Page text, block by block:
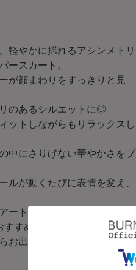
軽やかに揺れるアシンメトリ
ースカート。
が顔まわりをすっきりと見
のあるシルエットに◎
ットしながらもリラックスし
中にさりげない華やかさをプ
ルが動くたびに表情を変え、
ートップスやニット合わせは
すめです！
お出かけシーンまで活躍する